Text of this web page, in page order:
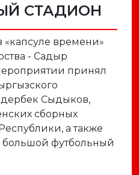
СТАДИОН
времени»
- Садыр
принял
Сыдыков,
сборных
а также
большой футбольный